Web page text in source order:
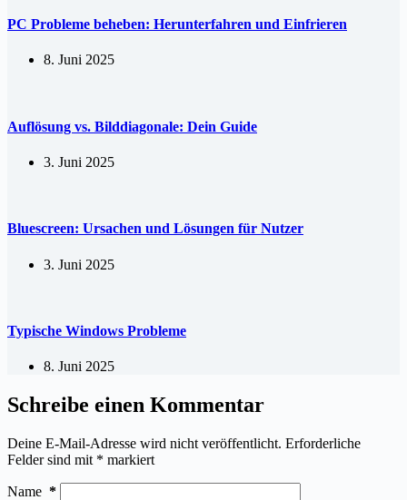
PC Probleme beheben: Herunterfahren und Einfrieren
8. Juni 2025
Auflösung vs. Bilddiagonale: Dein Guide
3. Juni 2025
Bluescreen: Ursachen und Lösungen für Nutzer
3. Juni 2025
Typische Windows Probleme
8. Juni 2025
Schreibe einen Kommentar
Deine E-Mail-Adresse wird nicht veröffentlicht. Erforderliche
Felder sind mit * markiert
Name *